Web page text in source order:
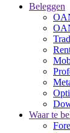
Beleggen
Waar te